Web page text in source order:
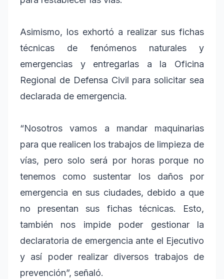
Asimismo, los exhortó a realizar sus fichas
técnicas de fenómenos naturales y
emergencias y entregarlas a la Oficina
Regional de Defensa Civil para solicitar sea
declarada de emergencia.
“Nosotros vamos a mandar maquinarias
para que realicen los trabajos de limpieza de
vías, pero solo será por horas porque no
tenemos como sustentar los daños por
emergencia en sus ciudades, debido a que
no presentan sus fichas técnicas. Esto,
también nos impide poder gestionar la
declaratoria de emergencia ante el Ejecutivo
y así poder realizar diversos trabajos de
prevención”, señaló.